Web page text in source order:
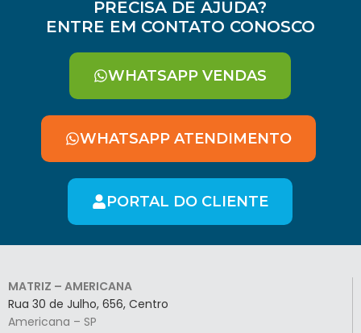
PRECISA DE AJUDA?
ENTRE EM CONTATO CONOSCO
WHATSAPP VENDAS
WHATSAPP ATENDIMENTO
PORTAL DO CLIENTE
MATRIZ – AMERICANA
Rua 30 de Julho, 656, Centro
Americana – SP